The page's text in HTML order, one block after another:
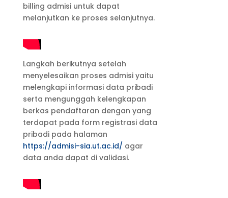
billing admisi untuk dapat
melanjutkan ke proses selanjutnya.
Langkah berikutnya setelah
menyelesaikan proses admisi yaitu
melengkapi informasi data pribadi
serta mengunggah kelengkapan
berkas pendaftaran dengan yang
terdapat pada form registrasi data
pribadi pada halaman
https://admisi-sia.ut.ac.id/ agar
data anda dapat di validasi.